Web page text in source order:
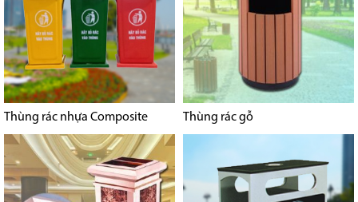
Thùng rác nhựa Composite Thùng rác gỗ